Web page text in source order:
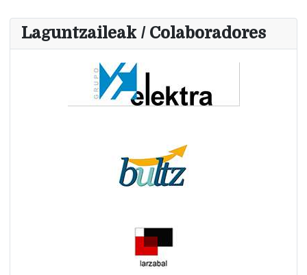
Laguntzaileak / Colaboradores